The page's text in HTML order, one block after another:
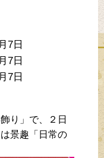
7日
7日
7日
り」で、２日
景趣「日常の